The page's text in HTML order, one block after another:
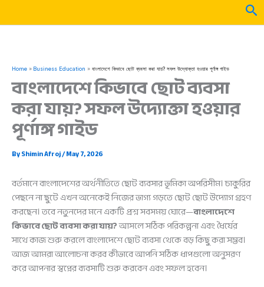
Home Business Education বাংলাদেশে কিভাবে ছোট ব্যবসা করা যায়? সফল উদ্যোক্তা হওয়ার পূর্ণাঙ্গ গাইড
বাংলাদেশে কিভাবে ছোট ব্যবসা
করা যায়? সফল উদ্যোক্তা হওয়ার
পূর্ণাঙ্গ গাইড
ByShimin Afroj/May 7, 2026
বর্তমানে বাংলাদেশের অর্থনীতিতে ছোট ব্যবসার ভূমিকা অপরিসীম। চাকুরির
পেছনে না ছুটে এখন অনেকেই নিজের ভাগ্য গড়তে ছোট ছোট উদ্যোগ গ্রহণ
করছেন। তবে নতুনদের মনে একটি প্রশ্ন সবসময় ঘোরে—বাংলাদেশে
কিভাবে ছোট ব্যবসা করা যায়?আসলে সঠিক পরিকল্পনা এবং ধৈর্যের
সাথে কাজ শুরু করলে বাংলাদেশে ছোট ব্যবসা থেকে বড় কিছু করা সম্ভব।
আজ আমরা আলোচনা করব কীভাবে আপনি সঠিক ধাপগুলো অনুসরণ
করে আপনার স্বপ্নের ব্যবসাটি শুরু করবেন এবং সফল হবেন।